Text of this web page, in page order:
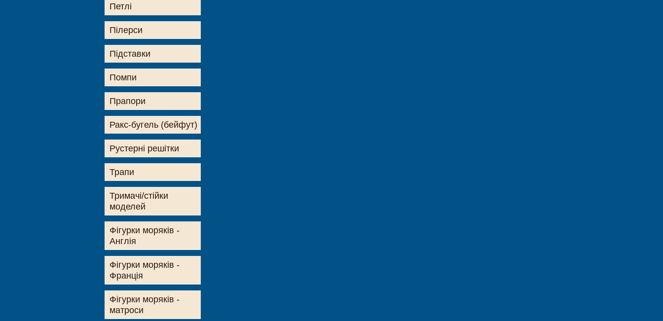
Петлі
Пілерси
Підставки
Помпи
Прапори
Ракс-бугель (бейфут)
Рустерні решітки
Трапи
Тримачі/стійки
моделей
Фігурки моряків -
Англія
Фігурки моряків -
Франція
Фігурки моряків -
матроси